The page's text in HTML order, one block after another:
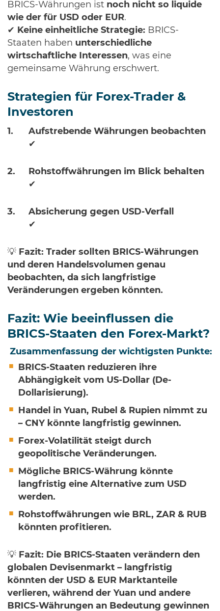
BRICS-Währungen ist noch nicht so liquide
wie der für USD oder EUR.
✔
Keine einheitliche Strategie: BRICS-
Staaten haben unterschiedliche
wirtschaftliche Interessen, was eine
gemeinsame Währung erschwert.
Strategien für Forex-Trader &
Investoren
Aufstrebende Währungen beobachten
✔
Rohstoffwährungen im Blick behalten
✔
Absicherung gegen USD-Verfall
✔
💡 Fazit: Trader sollten BRICS-Währungen
und deren Handelsvolumen genau
beobachten, da sich langfristige
Veränderungen ergeben könnten.
Fazit: Wie beeinflussen die
BRICS-Staaten den Forex-Markt?
Zusammenfassung der wichtigsten Punkte:
BRICS-Staaten reduzieren ihre
Abhängigkeit vom US-Dollar (De-
Dollarisierung).
Handel in Yuan, Rubel & Rupien nimmt zu
– CNY könnte langfristig gewinnen.
Forex-Volatilität steigt durch
geopolitische Veränderungen.
Mögliche BRICS-Währung könnte
langfristig eine Alternative zum USD
werden.
Rohstoffwährungen wie BRL, ZAR & RUB
könnten profitieren.
💡 Fazit: Die BRICS-Staaten verändern den
globalen Devisenmarkt – langfristig
könnten der USD & EUR Marktanteile
verlieren, während der Yuan und andere
BRICS-Währungen an Bedeutung gewinnen